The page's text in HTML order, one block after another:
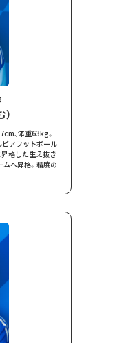
、体重63kg。
ビアフットボール
昇格した生え抜き
へ昇格。精度の